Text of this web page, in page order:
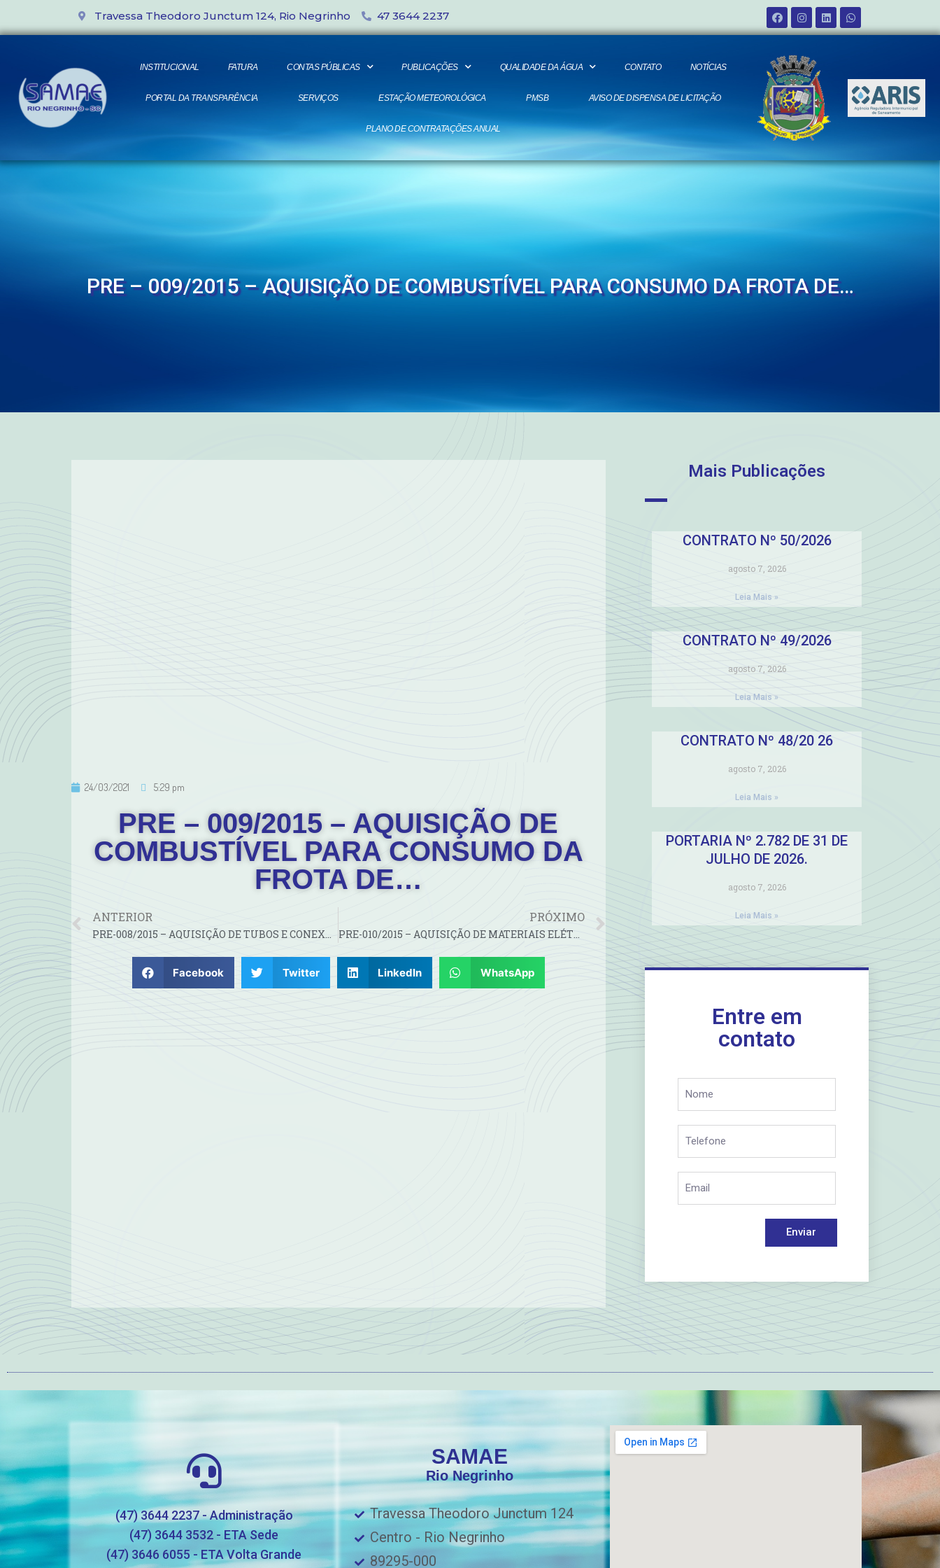
Travessa Theodoro Junctum 124, Rio Negrinho 47 3644 2237
INSTITUCIONAL FATURA CONTAS PÚBLICAS PUBLICAÇÕES QUALIDADE DA ÁGUA CONTATO NOTÍCIAS
PORTAL DA TRANSPARÊNCIA SERVIÇOS ESTAÇÃO METEOROLÓGICA PMSB AVISO DE DISPENSA DE LICITAÇÃO
PLANO DE CONTRATAÇÕES ANUAL
PRE – 009/2015 – AQUISIÇÃO DE COMBUSTÍVEL PARA CONSUMO DA FROTA DE…
24/03/2021 5:29 pm
PRE – 009/2015 – AQUISIÇÃO DE
COMBUSTÍVEL PARA CONSUMO DA
FROTA DE…
ANTERIOR
PRE-008/2015 – AQUISIÇÃO DE TUBOS E CONEXÕES PARA CONSUMO DA…
PRÓXIMO
PRE-010/2015 – AQUISIÇÃO DE MATERIAIS ELÉTRICOS PARA ETA – SEDE…
Facebook Twitter LinkedIn WhatsApp
Mais Publicações
CONTRATO Nº 50/2026
agosto 7, 2026
Leia Mais »
CONTRATO Nº 49/2026
agosto 7, 2026
Leia Mais »
CONTRATO Nº 48/20 26
agosto 7, 2026
Leia Mais »
PORTARIA Nº 2.782 DE 31 DE
JULHO DE 2026.
agosto 7, 2026
Leia Mais »
Entre em
contato
Enviar
(47) 3644 2237 - Administração
(47) 3644 3532 - ETA Sede
(47) 3646 6055 - ETA Volta Grande
SAMAE
Rio Negrinho
Travessa Theodoro Junctum 124
Centro - Rio Negrinho
89295-000